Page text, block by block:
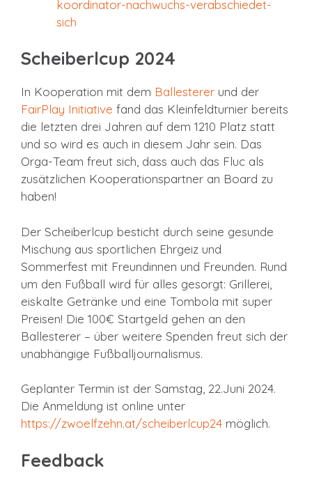
koordinator-nachwuchs-verabschiedet-
sich
Scheiberlcup 2024
In Kooperation mit dem Ballesterer und der
FairPlay Initiative fand das Kleinfeldturnier bereits
die letzten drei Jahren auf dem 1210 Platz statt
und so wird es auch in diesem Jahr sein. Das
Orga-Team freut sich, dass auch das Fluc als
zusätzlichen Kooperationspartner an Board zu
haben!
Der Scheiberlcup besticht durch seine gesunde
Mischung aus sportlichen Ehrgeiz und
Sommerfest mit Freundinnen und Freunden. Rund
um den Fußball wird für alles gesorgt: Grillerei,
eiskalte Getränke und eine Tombola mit super
Preisen! Die 100€ Startgeld gehen an den
Ballesterer – über weitere Spenden freut sich der
unabhängige Fußballjournalismus.
Geplanter Termin ist der Samstag, 22.Juni 2024.
Die Anmeldung ist online unter
https://zwoelfzehn.at/scheiberlcup24 möglich.
Feedback